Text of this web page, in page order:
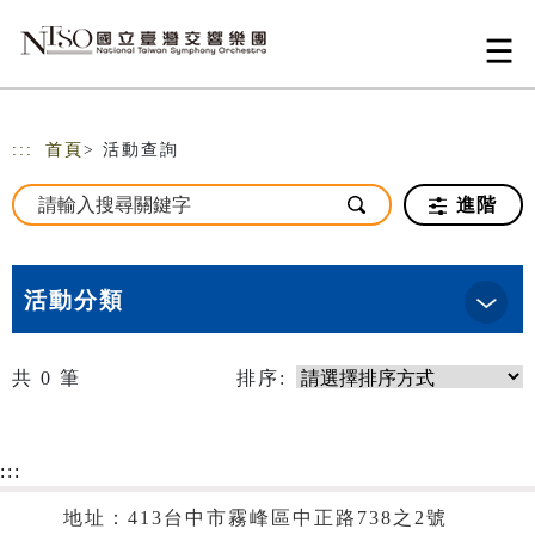
::: 首頁 > 活動查詢
進階
活動分類
共 0 筆 排序:
:::
地址：413台中市霧峰區中正路738之2號